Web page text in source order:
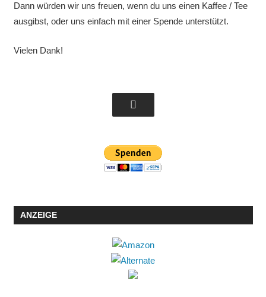
Dann würden wir uns freuen, wenn du uns einen Kaffee / Tee
ausgibst, oder uns einfach mit einer Spende unterstützt.
Vielen Dank!
ANZEIGE